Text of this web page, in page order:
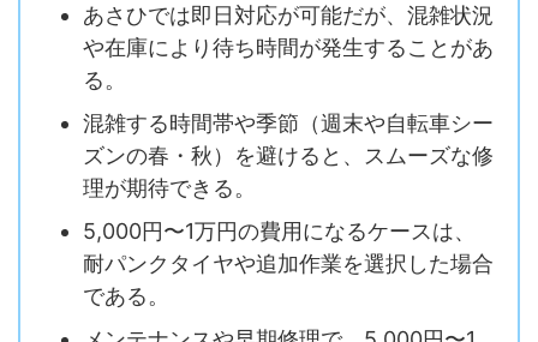
あさひでは即日対応が可能だが、混雑状況
や在庫により待ち時間が発生することがあ
る。
混雑する時間帯や季節（週末や自転車シー
ズンの春・秋）を避けると、スムーズな修
理が期待できる。
5,000円〜1万円の費用になるケースは、
耐パンクタイヤや追加作業を選択した場合
である。